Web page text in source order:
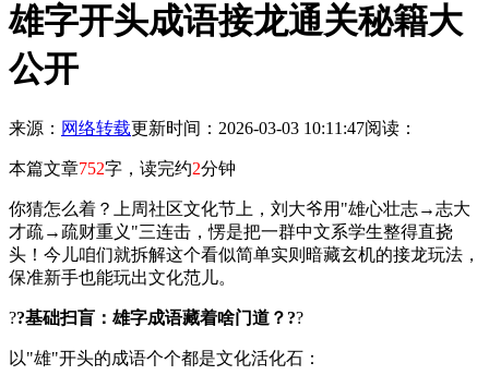
雄字开头成语接龙通关秘籍大
公开
来源： 网络转载更新时间：2026-03-03 10:11:47阅读：
本篇文章752字，读完约2分钟
你猜怎么着？上周社区文化节上，刘大爷用"雄心壮志→志大
才疏→疏财重义"三连击，愣是把一群中文系学生整得直挠
头！今儿咱们就拆解这个看似简单实则暗藏玄机的接龙玩法，
保准新手也能玩出文化范儿。
??基础扫盲：雄字成语藏着啥门道？??
以"雄"开头的成语个个都是文化活化石：